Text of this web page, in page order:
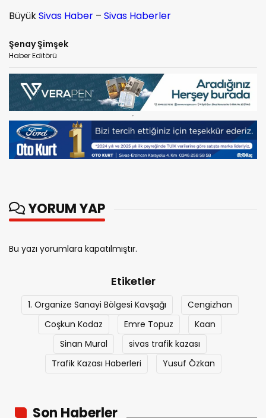
BüyükSivas Haber – Sivas Haberler
Şenay Şimşek
Haber Editörü
YORUM YAP
Bu yazı yorumlara kapatılmıştır.
Etiketler
1. Organize Sanayi Bölgesi Kavşağı
Cengizhan
Coşkun Kodaz
Emre Topuz
Kaan
Sinan Mural
sivas trafik kazası
Trafik Kazası Haberleri
Yusuf Özkan
Son Haberler